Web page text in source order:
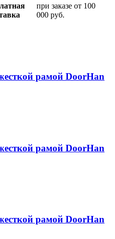
при заказе от 100
000 руб.
рамой DoorHan
рамой DoorHan
рамой DoorHan